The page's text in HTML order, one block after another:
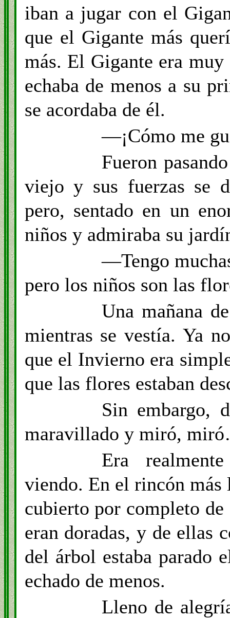
iban a jugar con el
que el Gigante más
más. El Gigante era
echaba de menos a su
se acordaba de él.
—¡Cómo me
Fueron
viejo y sus fuerzas se
pero, sentado en un
niños y admiraba su
—Tengo
pero los niños son las
Una mañana
mientras se vestía. Ya
que el Invierno era
que las flores estaban
Sin embargo,
maravillado y miró,
Era
viendo. En el rincón
cubierto por completo de
eran doradas, y de ellas
del árbol estaba parado
echado de menos.
Lleno de